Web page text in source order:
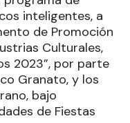
inteligentes, a
de Promoción
Culturales,
2023”, por parte
Granato, y los
bajo
de Fiestas